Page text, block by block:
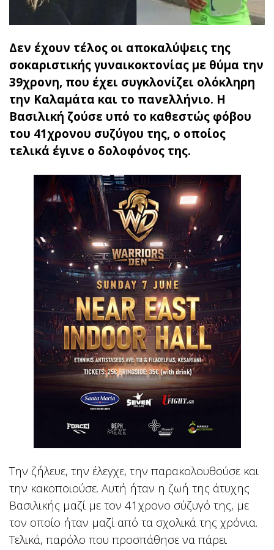
Δεν έχουν τέλος οι αποκαλύψεις της
σοκαριστικής γυναικοκτονίας με θύμα την
39χρονη, που έχει συγκλονίζει ολόκληρη
την Καλαμάτα και το πανελλήνιο. Η
Βασιλική ζούσε υπό το καθεστώς φόβου
του 41χρονου συζύγου της, ο οποίος
τελικά έγινε ο δολοφόνος της.
Την ζήλευε, την έλεγχε, την παρακολουθούσε και
την κακοποιούσε. Αυτή ήταν η ζωή της άτυχης
Βασιλικής μαζί με τον 41χρονο σύζυγό της, με
τον οποίο ήταν μαζί από τα σχολικά της χρόνια.
Τελικά, παρόλο που προσπάθησε να πάρει